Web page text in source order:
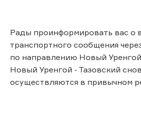
Рады проинформировать вас о
транспортного сообщения
по направлению Новый
Новый Уренгой - Тазовский
осуществляются в привычном